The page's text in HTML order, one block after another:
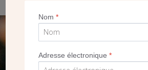
SEUL VOTRE DON
NOUS PERMET D’AGIR
Nom*
Adresse électronique*